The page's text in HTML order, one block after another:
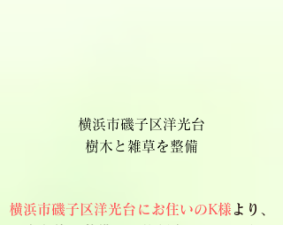
横浜市磯子区洋光台
樹木と雑草を整備
横浜市磯子区洋光台にお住いのK様 より、